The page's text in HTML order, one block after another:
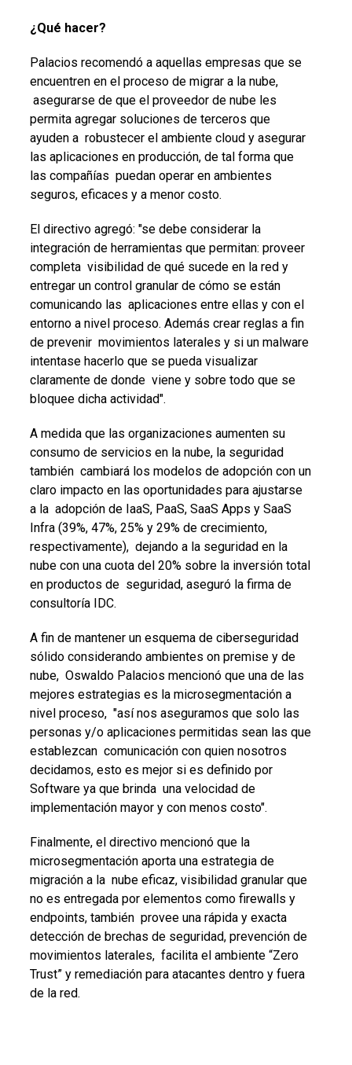
¿Qué hacer?
Palacios recomendó a aquellas empresas que se
encuentren en el proceso de migrar a la nube,
asegurarse de que el proveedor de nube les
permita agregar soluciones de terceros que
ayuden a robustecer el ambiente cloud y asegurar
las aplicaciones en producción, de tal forma que
las compañías puedan operar en ambientes
seguros, eficaces y a menor costo.
El directivo agregó: "se debe considerar la
integración de herramientas que permitan: proveer
completa visibilidad de qué sucede en la red y
entregar un control granular de cómo se están
comunicando las aplicaciones entre ellas y con el
entorno a nivel proceso. Además crear reglas a fin
de prevenir movimientos laterales y si un malware
intentase hacerlo que se pueda visualizar
claramente de donde viene y sobre todo que se
bloquee dicha actividad".
A medida que las organizaciones aumenten su
consumo de servicios en la nube, la seguridad
también cambiará los modelos de adopción con un
claro impacto en las oportunidades para ajustarse
a la adopción de IaaS, PaaS, SaaS Apps y SaaS
Infra (39%, 47%, 25% y 29% de crecimiento,
respectivamente), dejando a la seguridad en la
nube con una cuota del 20% sobre la inversión total
en productos de seguridad, aseguró la firma de
consultoría IDC.
A fin de mantener un esquema de ciberseguridad
sólido considerando ambientes on premise y de
nube, Oswaldo Palacios mencionó que una de las
mejores estrategias es la microsegmentación a
nivel proceso, "así nos aseguramos que solo las
personas y/o aplicaciones permitidas sean las que
establezcan comunicación con quien nosotros
decidamos, esto es mejor si es definido por
Software ya que brinda una velocidad de
implementación mayor y con menos costo".
Finalmente, el directivo mencionó que la
microsegmentación aporta una estrategia de
migración a la nube eficaz, visibilidad granular que
no es entregada por elementos como firewalls y
endpoints, también provee una rápida y exacta
detección de brechas de seguridad, prevención de
movimientos laterales, facilita el ambiente “Zero
Trust” y remediación para atacantes dentro y fuera
de la red.